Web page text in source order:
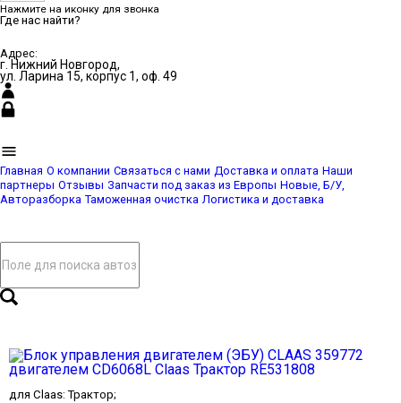
Нажмите на иконку для звонка
Где нас найти?
Адрес:
г. Нижний Новгород,
ул. Ларина 15, корпус 1, оф. 49
Главная О компании Связаться с нами Доставка и оплата Наши
партнеры Отзывы Запчасти под заказ из Европы Новые, Б/У,
Авторазборка Таможенная очистка Логистика и доставка
для Claas:Трактор;